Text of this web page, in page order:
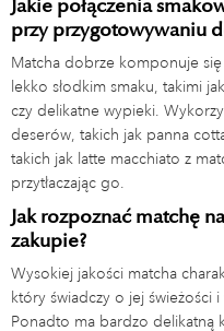
Jakie połączenia
przy przygotowywaniu
Matcha dobrze komponuje
lekko słodkim smaku, takimi
czy delikatne wypieki.
deserów, takich jak panna
takich jak latte macchiato z
przytłaczając go.
Jak rozpoznać matchę
zakupie?
Wysokiej jakości matcha
który świadczy o jej świeżości
Ponadto ma bardzo delikatną